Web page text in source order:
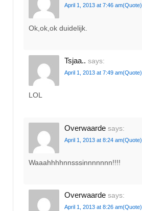
April 1, 2013 at 7:46 am(Quote)
Ok,ok,ok duidelijk.
Tsjaa.. says:
April 1, 2013 at 7:49 am(Quote)
LOL
Overwaarde says:
April 1, 2013 at 8:24 am(Quote)
Waaahhhhnnsssinnnnnnn!!!!
Overwaarde says:
April 1, 2013 at 8:26 am(Quote)